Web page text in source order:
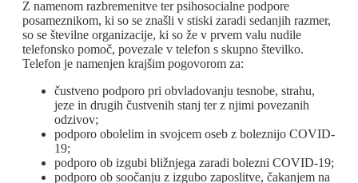
Z namenom razbremenitve ter psihosocialne podpore
posameznikom, ki so se znašli v stiski zaradi sedanjih razmer,
so se številne organizacije, ki so že v prvem valu nudile
telefonsko pomoč, povezale v telefon s skupno številko.
Telefon je namenjen krajšim pogovorom za:
čustveno podporo pri obvladovanju tesnobe, strahu,
jeze in drugih čustvenih stanj ter z njimi povezanih
odzivov;
podporo obolelim in svojcem oseb z boleznijo COVID-
19;
podporo ob izgubi bližnjega zaradi bolezni COVID-19;
podporo ob soočanju z izgubo zaposlitve, čakanjem na